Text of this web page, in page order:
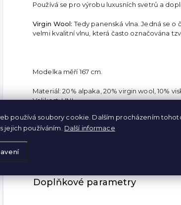
používá soubory cookie. Dalším procházením
jejich používáním. Další informace
Používá se pro výrobu luxusních svetrů a
Virgin Wool: Tedy panenská vlna. Jedná se o
velmi kvalitní vlnu, která často označována
Modelka měří 167 cm.
Materiál:20% alpaka, 20% virgin wool, 10%
Velikost: UNI
Rozměry:
Přední délka - 78 cm
Doplňkové parametry